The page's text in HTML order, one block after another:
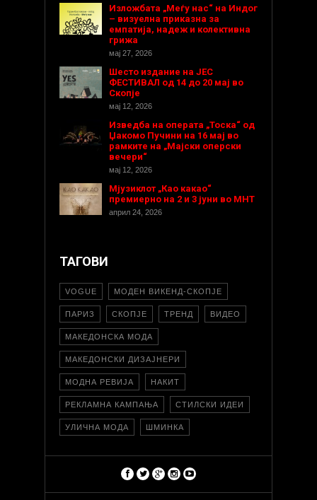
Изложбата „Меѓу нас“ на Индог
– визуелна приказна за
емпатија, надеж и колективна
грижа
мај 27, 2026
Шесто издание на ЈЕС
ФЕСТИВАЛ од 14 до 20 мај во
Скопје
мај 12, 2026
Изведба на операта „Тоска“ од
Џакомо Пучини на 16 мај во
рамките на „Мајски оперски
вечери“
мај 12, 2026
Мјузиклот „Као какао“
премиерно на 2 и 3 јуни во МНТ
април 24, 2026
ТАГОВИ
VOGUE МОДЕН ВИКЕНД-СКОПЈЕ
ПАРИЗ СКОПЈЕ ТРЕНД ВИДЕО
МАКЕДОНСКА МОДА
МАКЕДОНСКИ ДИЗАЈНЕРИ
МОДНА РЕВИЈА НАКИТ
РЕКЛАМНА КАМПАЊА СТИЛСКИ ИДЕИ
УЛИЧНА МОДА ШМИНКА